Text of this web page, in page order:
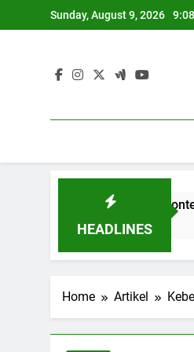
to
Sunday, August 9, 2026
HEADLINES
Tinggi di Era Kontemporer
Home Artikel